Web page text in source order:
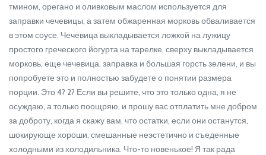
тмином, орегано и оливковым маслом используется для
заправки чечевицы, а затем обжаренная морковь обваливается
в этом соусе. Чечевица выкладывается ложкой на лужицу
простого греческого йогурта на тарелке, сверху выкладывается
морковь, еще чечевица, заправка и большая горсть зелени, и вы
попробуете это и полностью забудете о понятии размера
порции. Это 4? 2? Если вы решите, что это только одна, я не
осуждаю, а только поощряю, и прошу вас отплатить мне добром
за доброту, когда я скажу вам, что остатки, если они останутся,
шокирующе хороши, смешанные неэстетично и съеденные
холодными из холодильника. Что-то новенькое! Я так рада